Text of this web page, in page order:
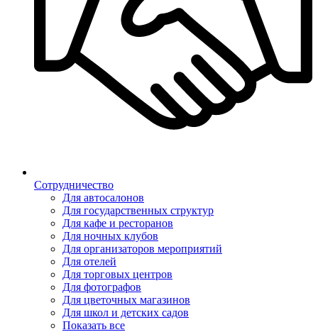
Сотрудничество
Для автосалонов
Для государственных структур
Для кафе и ресторанов
Для ночных клубов
Для организаторов мероприятий
Для отелей
Для торговых центров
Для фотографов
Для цветочных магазинов
Для школ и детских садов
Показать все